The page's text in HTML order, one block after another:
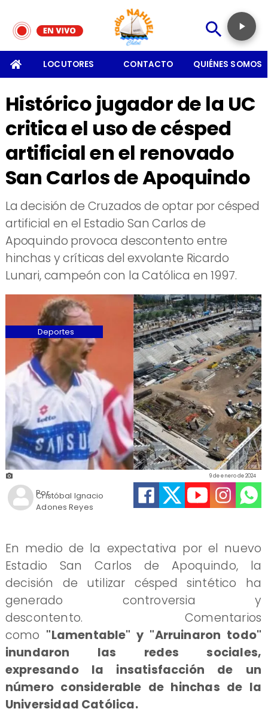
LOCUTORES CONTACTO QUIÉNES SOMOS
Histórico jugador de la UC
critica el uso de césped
artificial en el renovado
San Carlos de Apoquindo
​La decisión de Cruzados de optar por césped
artificial en el Estadio San Carlos de
Apoquindo provoca descontento entre
hinchas y críticas del exvolante Ricardo
Lunari, campeón con la Católica en 1997.
Cristóbal Ignacio
Adones Reyes
9 de enero de 2024
Deportes
Por
En medio de la expectativa por el nuevo
Estadio San Carlos de Apoquindo, la
decisión de utilizar césped sintético ha
generado controversia y
descontento. Comentarios
como "Lamentable" y "Arruinaron todo"
inundaron las redes sociales,
expresando la insatisfacción de un
número considerable de hinchas de la
Universidad Católica.